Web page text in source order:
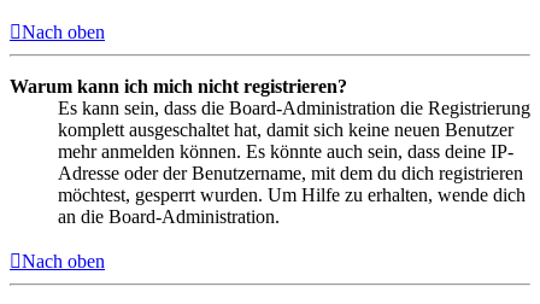
Nach oben
Warum kann ich mich nicht registrieren?
Es kann sein, dass die Board-Administration die Registrierung
komplett ausgeschaltet hat, damit sich keine neuen Benutzer
mehr anmelden können. Es könnte auch sein, dass deine IP-
Adresse oder der Benutzername, mit dem du dich registrieren
möchtest, gesperrt wurden. Um Hilfe zu erhalten, wende dich
an die Board-Administration.
Nach oben